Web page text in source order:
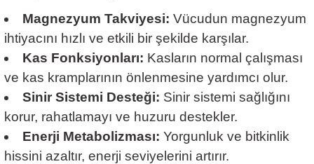
Magnezyum Takviyesi: Vücudun magnezyum
ihtiyacını hızlı ve etkili bir şekilde karşılar.
Kas Fonksiyonları: Kasların normal çalışması
ve kas kramplarının önlenmesine yardımcı olur.
Sinir Sistemi Desteği: Sinir sistemi sağlığını
korur, rahatlamayı ve huzuru destekler.
Enerji Metabolizması: Yorgunluk ve bitkinlik
hissini azaltır, enerji seviyelerini artırır.